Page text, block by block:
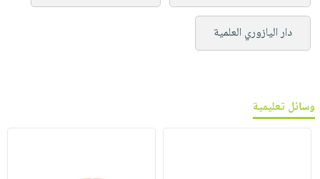
دار اليازوري العلمية
وسائل تعليمية